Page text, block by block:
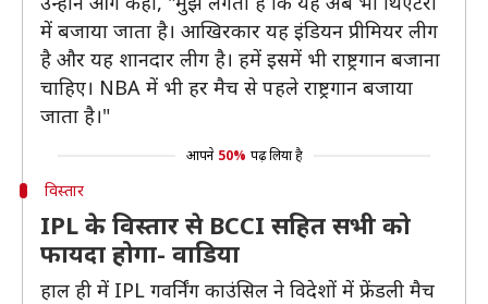
में बजाया जाता है। आखिरकार यह इंडियन प्रीमियर लीग
है और यह शानदार लीग है। हमें इसमें भी राष्ट्रगान बजाना
चाहिए। NBA में भी हर मैच से पहले राष्ट्रगान बजाया
जाता है।"
आपने 50% पढ़ लिया है
विस्तार
IPL के विस्तार से BCCI सहित सभी को
फायदा होगा- वाडिया
हाल ही में IPL गवर्निंग काउंसिल ने विदेशों में फ्रेंडली मैच